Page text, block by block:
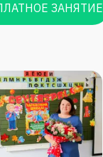
ЗАНЯТИЕ